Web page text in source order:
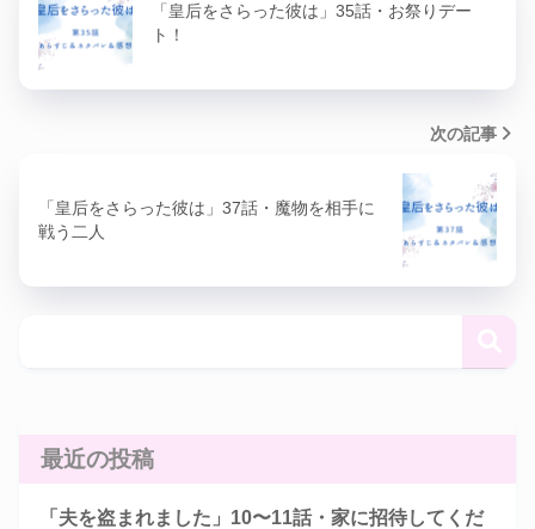
「皇后をさらった彼は」35話・お祭りデー
ト！
次の記事
「皇后をさらった彼は」37話・魔物を相手に
戦う二人
最近の投稿
「夫を盗まれました」10〜11話・家に招待してくだ